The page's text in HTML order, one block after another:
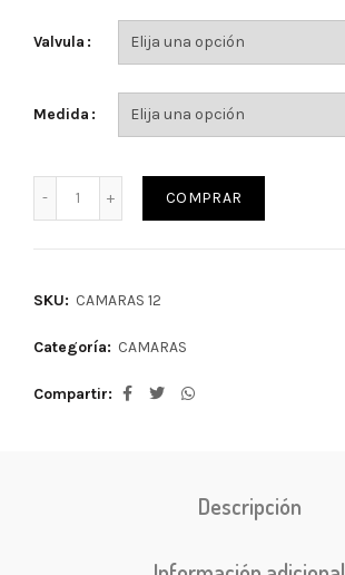
Valvula
Medida
COMPRAR
SKU: CAMARAS 12
Categoría: CAMARAS
Compartir
Descripción